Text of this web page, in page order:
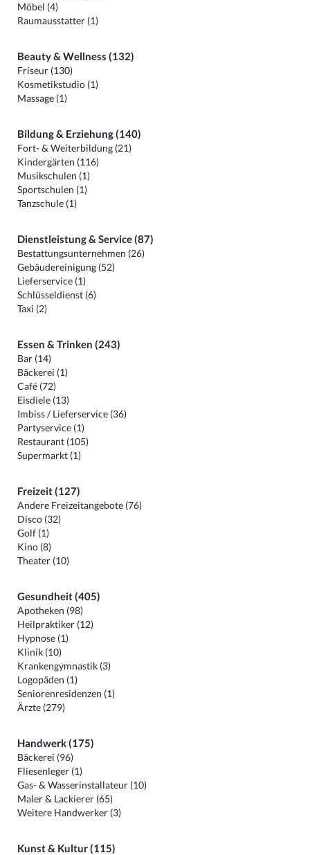
Möbel (4)
Raumausstatter (1)
Beauty & Wellness (132)
Friseur (130)
Kosmetikstudio (1)
Massage (1)
Bildung & Erziehung (140)
Fort- & Weiterbildung (21)
Kindergärten (116)
Musikschulen (1)
Sportschulen (1)
Tanzschule (1)
Dienstleistung & Service (87)
Bestattungsunternehmen (26)
Gebäudereinigung (52)
Lieferservice (1)
Schlüsseldienst (6)
Taxi (2)
Essen & Trinken (243)
Bar (14)
Bäckerei (1)
Café (72)
Eisdiele (13)
Imbiss / Lieferservice (36)
Partyservice (1)
Restaurant (105)
Supermarkt (1)
Freizeit (127)
Andere Freizeitangebote (76)
Disco (32)
Golf (1)
Kino (8)
Theater (10)
Gesundheit (405)
Apotheken (98)
Heilpraktiker (12)
Hypnose (1)
Klinik (10)
Krankengymnastik (3)
Logopäden (1)
Seniorenresidenzen (1)
Ärzte (279)
Handwerk (175)
Bäckerei (96)
Fliesenleger (1)
Gas- & Wasserinstallateur (10)
Maler & Lackierer (65)
Weitere Handwerker (3)
Kunst & Kultur (115)